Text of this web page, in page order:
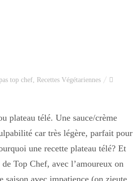
top chef, Recettes Végétariennes
plateau télé. Une sauce/crème
car très légère, parfait pour
une recette plateau télé? Et
Top Chef, avec l’amoureux on
saison avec impatience (on zieute